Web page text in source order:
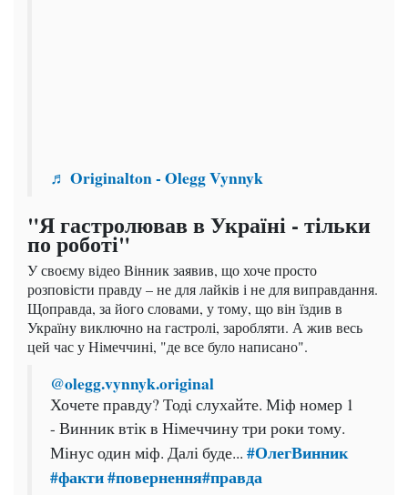
♬ Originalton - Olegg Vynnyk
"Я гастролював в Україні - тільки
по роботі"
У своєму відео Вінник заявив, що хоче просто
розповісти правду – не для лайків і не для виправдання.
Щоправда, за його словами, у тому, що він їздив в
Україну виключно на гастролі, заробляти. А жив весь
цей час у Німеччині, "де все було написано".
@olegg.vynnyk.original
Хочете правду? Тоді слухайте. Міф номер 1
- Винник втік в Німеччину три роки тому.
Мінус один міф. Далі буде... #ОлегВинник
#факти#повернення#правда